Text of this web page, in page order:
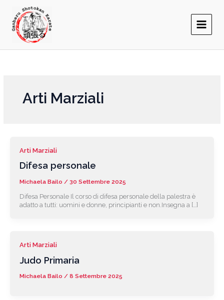
contenuto
Arti Marziali
Arti Marziali
Difesa personale
Michaela Bailo / 30 Settembre 2025
Difesa Personale Il corso di difesa personale della palestra è
adatto a tutti: uomini e donne, principianti e non.Insegna a […]
Arti Marziali
Judo Primaria
Michaela Bailo / 8 Settembre 2025